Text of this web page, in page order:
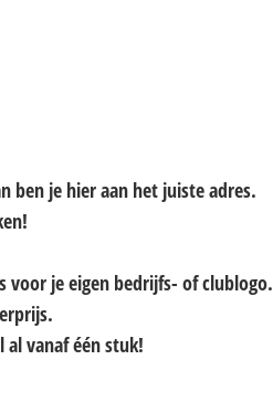
ben je hier aan het juiste adres.
voor je eigen bedrijfs- of clublogo.
vanaf één stuk!